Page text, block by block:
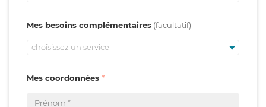
Mes besoins complémentaires
choisissez un service
Mes coordonnées